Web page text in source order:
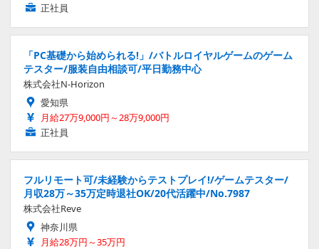
正社員
「PC基礎から始められる!」/バトルロイヤルゲームのゲーム
テスター/服装自由相談可/平日勤務中心
株式会社N-Horizon
愛知県
月給27万9,000円～28万9,000円
正社員
フルリモート可/未経験からテストプレイ!/ゲームテスター/
月収28万～35万定時退社OK/20代活躍中/No.7987
株式会社Reve
神奈川県
月給28万円～35万円